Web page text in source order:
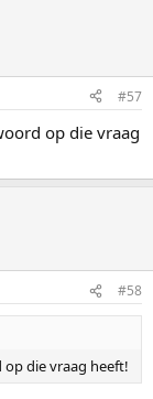
per groep door
geoefend op de
Vogels, Vissen,
kam en snaren.
componist in
van
en het
het concert van
van
van Leeuwen
te dragen die
gebeurt.
#57
op die vraag
#58
die vraag heeft!